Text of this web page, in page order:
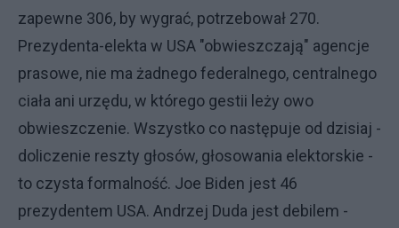
zapewne 306, by wygrać, potrzebował 270.
Prezydenta-elekta w USA "obwieszczają" agencje
prasowe, nie ma żadnego federalnego, centralnego
ciała ani urzędu, w którego gestii leży owo
obwieszczenie. Wszystko co następuje od dzisiaj -
doliczenie reszty głosów, głosowania elektorskie -
to czysta formalność. Joe Biden jest 46
prezydentem USA. Andrzej Duda jest debilem -